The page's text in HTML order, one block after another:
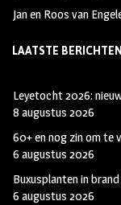
Jan en Roos van
LAATSTE BERICHTEN
Leyetocht 2026:
8 augustus 2026
60+ en nog zin om te
6 augustus 2026
Buxusplanten in
6 augustus 2026